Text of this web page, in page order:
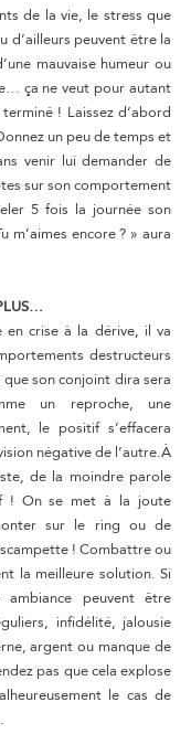
de la vie, le stress que
d’ailleurs peuvent être la
mauvaise humeur ou
ça ne veut pour autant
! Laissez d’abord
un peu de temps et
venir lui demander de
sur son comportement
5 fois la journée son
m’aimes encore ? » aura
en crise à la dérive, il va
destructeurs
son conjoint dira sera
un reproche, une
le positif s’effacera
négative de l’autre.À
de la moindre parole
! On se met à la joute
sur le ring ou de
! Combattre ou
la meilleure solution. Si
peuvent être
infidélité, jalousie
argent ou manque de
pas que cela explose
le cas de